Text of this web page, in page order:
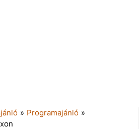
» Programajánló »